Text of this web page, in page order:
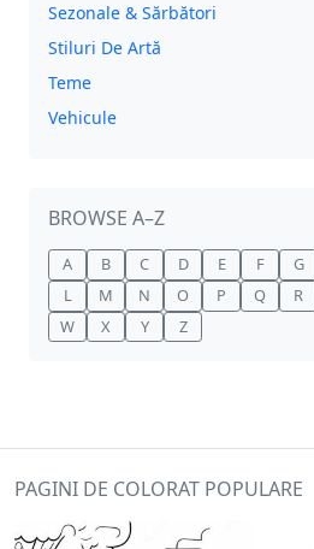
Sezonale & Sărbători
Stiluri De Artă
Teme
Vehicule
BROWSE A–Z
A B C D E F G
L
M N O P Q R
W
X Y Z
PAGINI DE COLORAT POPULARE